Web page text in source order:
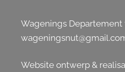
Wagenings Departement
Website ontwerp &